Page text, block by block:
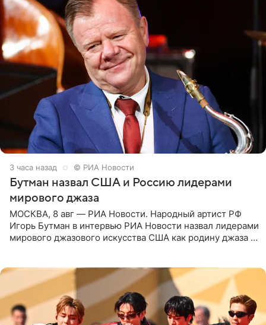
3 часа назад © РИА Новости
Бутман назвал США и Россию лидерами
мирового джаза
МОСКВА, 8 авг — РИА Новости. Народный артист РФ
Игорь Бутман в интервью РИА Новости назвал лидерами
мирового джазового искусства США как родину джаза и